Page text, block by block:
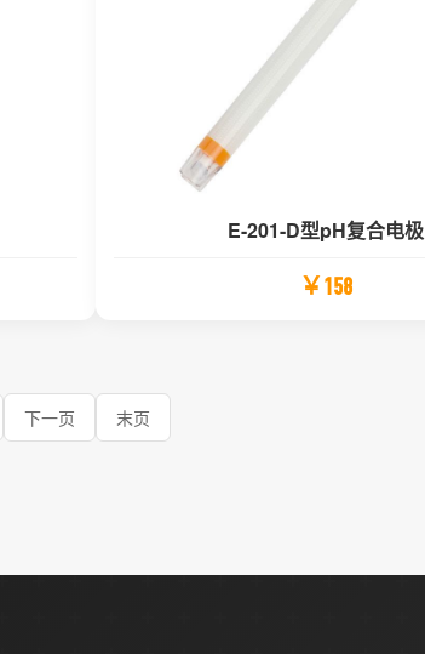
E-201-D型pH复合电极
￥158
下一页 末页